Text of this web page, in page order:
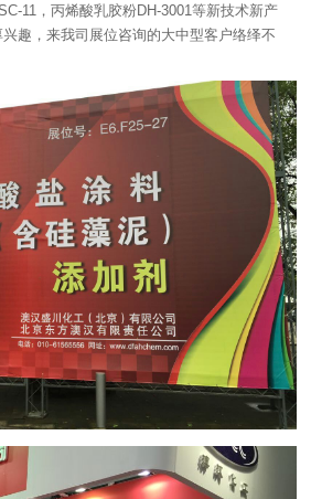
11，丙烯酸乳胶粉DH-3001等新技术新产
趣，来我司展位咨询的大中型客户络绎不